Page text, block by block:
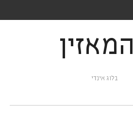
המאזין
בלוג אינדי